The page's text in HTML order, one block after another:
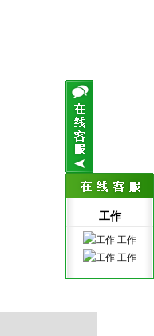
工作
工作
工作